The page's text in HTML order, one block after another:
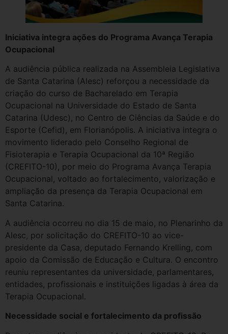
Iniciativa integra ações do Programa Avança Terapia
Ocupacional
A audiência pública realizada na Assembleia Legislativa
de Santa Catarina (Alesc) reforçou a necessidade da
criação do curso de Bacharelado em Terapia
Ocupacional na Universidade do Estado de Santa
Catarina (Udesc), no Centro de Ciências da Saúde e do
Esporte (Cefid), em Florianópolis. A iniciativa integra o
movimento liderado pelo Conselho Regional de
Fisioterapia e Terapia Ocupacional da 10ª Região
(CREFITO-10), por meio do Programa Avança Terapia
Ocupacional, voltado ao fortalecimento, valorização e
ampliação da presença da Terapia Ocupacional em
Santa Catarina.
A audiência ocorreu no dia 15 de maio, no Plenarinho da
Alesc, por solicitação do CREFITO-10 ao vice-
presidente da Casa, deputado Fernando Krelling, com
apoio da Comissão de Educação e Cultura. O encontro
reuniu representantes da universidade, parlamentares,
entidades, profissionais e instituições ligadas à área da
Terapia Ocupacional.
Necessidade social e fortalecimento da profissão